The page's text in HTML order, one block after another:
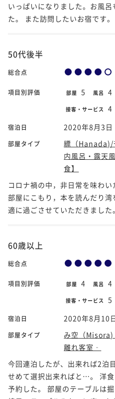
いっぱいになりました。お風
た。 また訪問したいお宿です。
50代後半
総合点
項目別評価 部屋 5 風呂 4
接客・サービス 4
宿泊日 2020年8月3日
部屋タイプ
縹（
内風呂・露天
食】
コロナ禍の中，非日常を味わ
部屋にこもり，本を読んだり
適に過ごさせていただきました
60歳以上
総合点
項目別評価 部屋 4 風呂 4
接客・サービス 5
宿泊日 2020年8月10
部屋タイプ
み空（
離れ客室‐
今回連泊したが、出来れば2泊
せめて選択出来ればと…。 洋
予約した。 部屋のテーブルは